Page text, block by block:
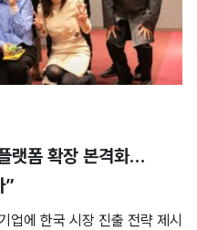
랫폼 확장 본격화…
”
에 한국 시장 진출 전략 제시